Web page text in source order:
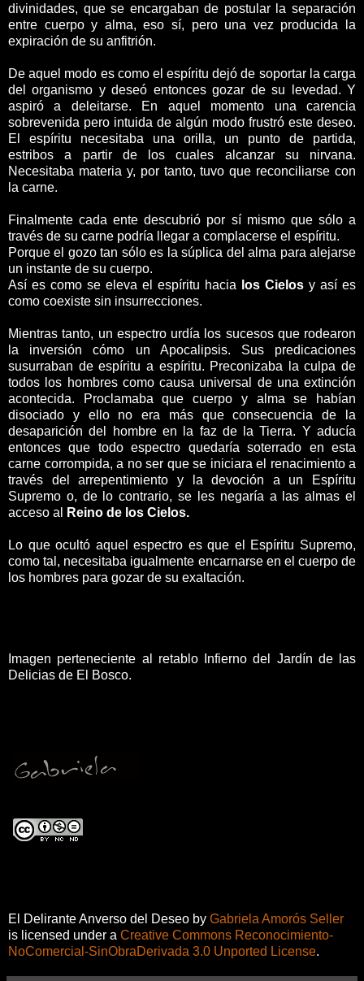
divinidades, que se encargaban de postular la separación
entre cuerpo y alma, eso sí, pero una vez producida la
expiración de su anfitrión.
De aquel modo es como el espíritu dejó de soportar la carga
del organismo y deseó entonces gozar de su levedad. Y
aspiró a deleitarse. En aquel momento una carencia
sobrevenida pero intuida de algún modo frustró este deseo.
El espíritu necesitaba una orilla, un punto de partida,
estribos a partir de los cuales alcanzar su nirvana.
Necesitaba materia y, por tanto, tuvo que reconciliarse con
la carne.
Finalmente cada ente descubrió por sí mismo que sólo a
través de su carne podría llegar a complacerse el espíritu.
Porque el gozo tan sólo es la súplica del alma para alejarse
un instante de su cuerpo.
Así es como se eleva el espíritu hacia los Cielos y así es
como coexiste sin insurrecciones.
Mientras tanto, un espectro urdía los sucesos que rodearon
la inversión cómo un Apocalipsis. Sus predicaciones
susurraban de espíritu a espíritu. Preconizaba la culpa de
todos los hombres como causa universal de una extinción
acontecida. Proclamaba que cuerpo y alma se habían
disociado y ello no era más que consecuencia de la
desaparición del hombre en la faz de la Tierra. Y aducía
entonces que todo espectro quedaría soterrado en esta
carne corrompida, a no ser que se iniciara el renacimiento a
través del arrepentimiento y la devoción a un Espíritu
Supremo o, de lo contrario, se les negaría a las almas el
acceso al
Reino de los Cielos.
Lo que ocultó aquel espectro es que el Espíritu Supremo,
como tal, necesitaba igualmente encarnarse en el cuerpo de
los hombres para gozar de su exaltación.
Imagen perteneciente al retablo Infierno del Jardín de las
Delicias de El Bosco.
El Delirante Anverso del Deseo by Gabriela Amorós Seller
is licensed under a Creative Commons Reconocimiento-
NoComercial-SinObraDerivada 3.0 Unported License.